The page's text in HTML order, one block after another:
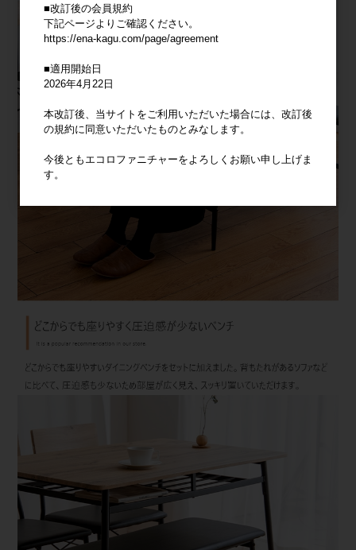
■改訂後の会員規約
下記ページよりご確認ください。
https://ena-kagu.com/page/agreement
■適用開始日
2026年4月22日
本改訂後、当サイトをご利用いただいた場合には、改訂後
の規約に同意いただいたものとみなします。
今後ともエコロファニチャーをよろしくお願い申し上げま
す。